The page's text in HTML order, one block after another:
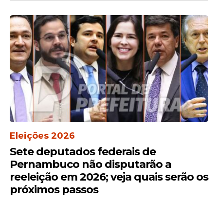
A norma regula procedimentos já previstos
no ordenamento jurídico brasileiro para
casos específicos, como gravidez
resultante de estupro, risco à vida da
pessoa gestante e anencefalia fetal.
Entre as ações previstas na norma,
destacam-se o treinamento de
profissionais para identificar situações de
violência sexual e a garantia de um
Eleições 2026
Sete deputados federais de
Pernambuco não disputarão a
reeleição em 2026; veja quais serão os
próximos passos